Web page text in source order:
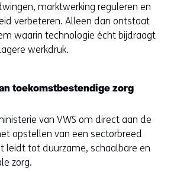
marktwerking reguleren en
verbeteren. Alleen dan ontstaat
waarin technologie écht bijdraagt
werkdruk.
toekomstbestendige zorg
van VWS om direct aan de
opstellen van een sectorbreed
leidt tot duurzame, schaalbare en
zorg.